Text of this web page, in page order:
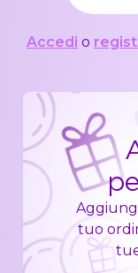
Accedi o
tuo